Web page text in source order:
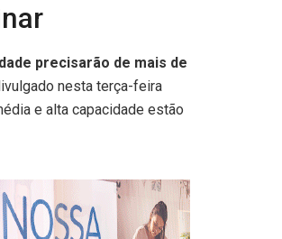
precisarão de mais de
nesta terça-feira
e alta capacidade estão